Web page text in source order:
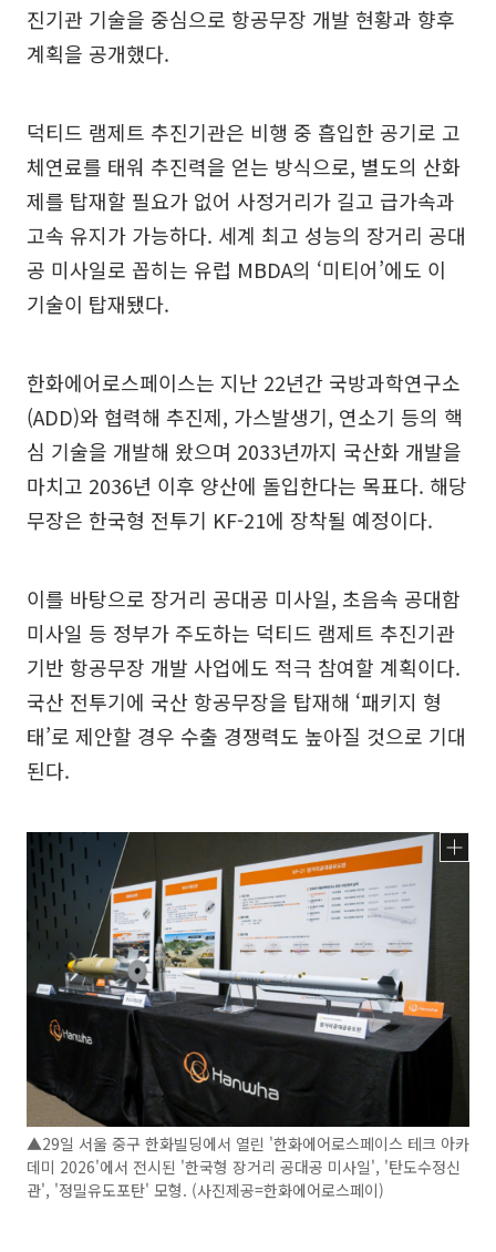
진기관 기술을 중심으로 항공무장 개발 현황과 향후
계획을 공개했다.
덕티드 램제트 추진기관은 비행 중 흡입한 공기로 고
체연료를 태워 추진력을 얻는 방식으로, 별도의 산화
제를 탑재할 필요가 없어 사정거리가 길고 급가속과
고속 유지가 가능하다. 세계 최고 성능의 장거리 공대
공 미사일로 꼽히는 유럽 MBDA의 ‘미티어’에도 이
기술이 탑재됐다.
한화에어로스페이스는 지난 22년간 국방과학연구소
(ADD)와 협력해 추진제, 가스발생기, 연소기 등의 핵
심 기술을 개발해 왔으며 2033년까지 국산화 개발을
마치고 2036년 이후 양산에 돌입한다는 목표다. 해당
무장은 한국형 전투기 KF-21에 장착될 예정이다.
이를 바탕으로 장거리 공대공 미사일, 초음속 공대함
미사일 등 정부가 주도하는 덕티드 램제트 추진기관
기반 항공무장 개발 사업에도 적극 참여할 계획이다.
국산 전투기에 국산 항공무장을 탑재해 ‘패키지 형
태’로 제안할 경우 수출 경쟁력도 높아질 것으로 기대
된다.
▲29일 서울 중구 한화빌딩에서 열린 '한화에어로스페이스 테크 아카
데미 2026'에서 전시된 '한국형 장거리 공대공 미사일', '탄도수정신
관', '정밀유도포탄' 모형. (사진제공=한화에어로스페이)